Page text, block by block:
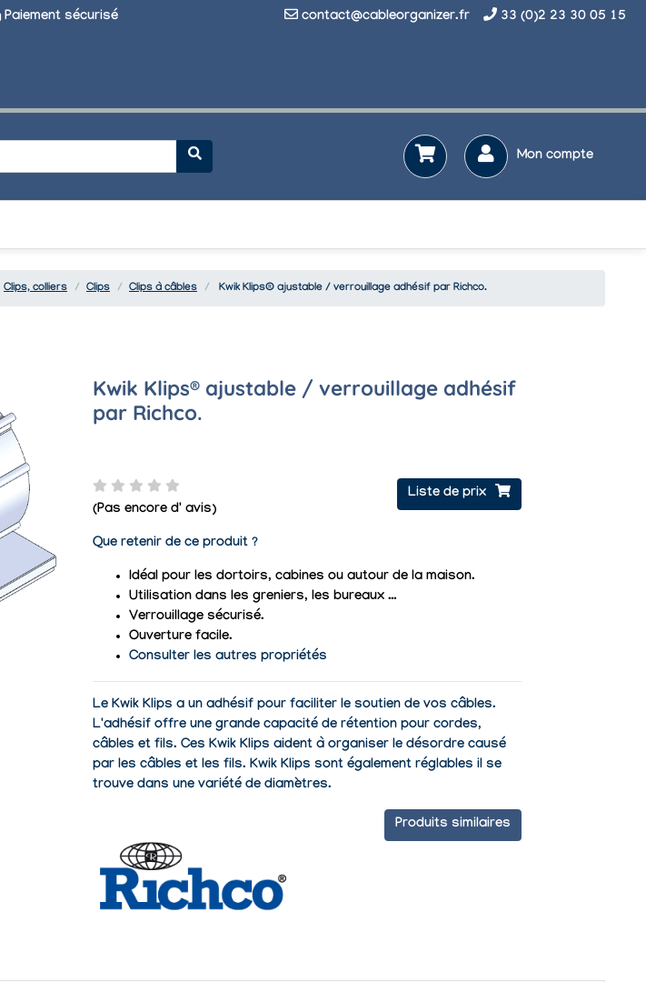
Paiement sécurisé contact@cableorganizer.fr 33 (0)2 23 30 05 15
Mon compte
Clips, colliers Clips Clips à câbles Kwik Klips® ajustable / verrouillage adhésif par Richco.
Kwik Klips® ajustable / verrouillage adhésif
par Richco.
(Pas encore d' avis)
Liste de prix
Que retenir de ce produit ?
Idéal pour les dortoirs, cabines ou autour de la maison.
Utilisation dans les greniers, les bureaux …
Verrouillage sécurisé.
Ouverture facile.
Consulter les autres propriétés
Le Kwik Klips a un adhésif pour faciliter le soutien de vos câbles.
L'adhésif offre une grande capacité de rétention pour cordes,
câbles et fils. Ces Kwik Klips aident à organiser le désordre causé
par les câbles et les fils. Kwik Klips sont également réglables il se
trouve dans une variété de diamètres.
Produits similaires